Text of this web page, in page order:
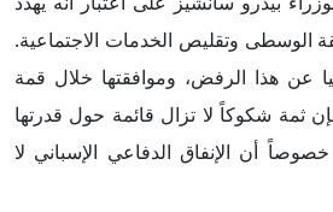
الوسطى وتقليص الخدمات الاجتماعية.
عن هذا الرفض، وموافقتها خلال قمة
ثمة شكوكاً لا تزال قائمة حول قدرتها
أن الإنفاق الدفاعي الإسباني لا